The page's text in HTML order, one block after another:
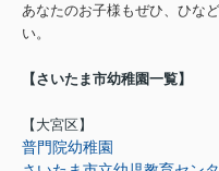
あなたのお子様もぜひ、ひな
い。
【さいたま市幼稚園一覧】
【大宮区】
普門院幼稚園